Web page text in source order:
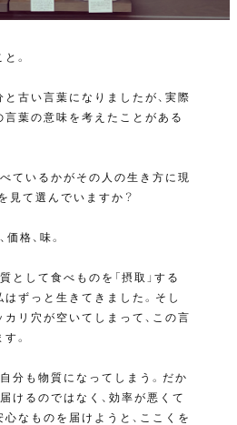
。
古い言葉になりましたが、実際
言葉の意味を考えたことがある
ているかがその人の生き方に現
見て選んでいますか？
格、味。
として食べものを「摂取」する
ずっと生きてきました。そし
リ穴が空いてしまって、この言
。
分も物質になってしまう。だか
けるのではなく、効率が悪くて
なものを届けようと、ここくを